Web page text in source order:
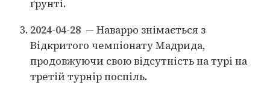
ґрунті.
2024-04-28 — Наварро знімається з
Відкритого чемпіонату Мадрида,
продовжуючи свою відсутність на турі на
третій турнір поспіль.